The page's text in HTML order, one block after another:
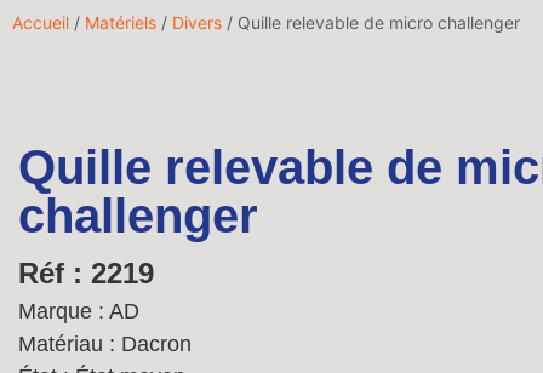
Accueil / Matériels / Divers / Quille relevable de micro challenger
Quille relevable de
challenger
Réf : 2219
Marque : AD
Matériau : Dacron